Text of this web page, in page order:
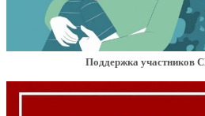
Поддержка участников